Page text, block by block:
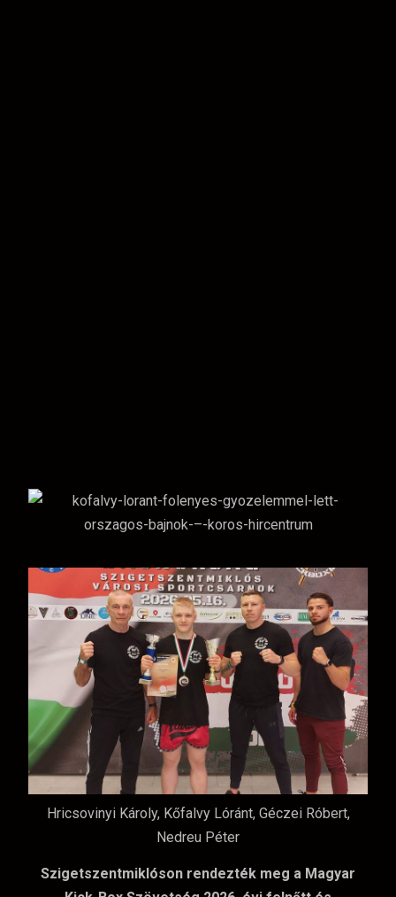
Hricsovinyi Károly, Kőfalvy Lóránt, Géczei Róbert,
Nedreu Péter
Szigetszentmiklóson rendezték meg a Magyar